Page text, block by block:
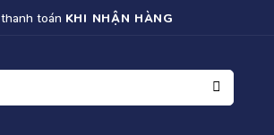
thanh toán KHI NHẬN HÀNG